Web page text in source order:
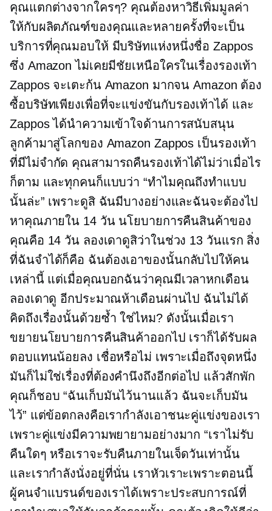
คุณแตกต่างจากใครๆ? คุณต้องหาวิธีเพิ่มมูลค่า
ให้กับผลิตภัณฑ์ของคุณและหลายครั้งที่จะเป็น
บริการที่คุณมอบให้ มีบริษัทแห่งหนึ่งชื่อ Zappos
ซึ่ง Amazon ไม่เคยมีชัยเหนือใครในเรื่องรองเท้า
Zappos จะเตะก้น Amazon มากจน Amazon ต้อง
ซื้อบริษัทเพียงเพื่อที่จะแข่งขันกับรองเท้าได้ และ
Zappos ได้นำความเข้าใจด้านการสนับสนุน
ลูกค้ามาสู่โลกของ Amazon Zappos เป็นรองเท้า
ที่มีไม่จำกัด คุณสามารถคืนรองเท้าได้ไม่ว่าเมื่อไร
ก็ตาม และทุกคนก็แบบว่า “ทำไมคุณถึงทำแบบ
นั้นล่ะ” เพราะดูสิ ฉันมีบางอย่างและฉันจะต้องไป
หาคุณภายใน 14 วัน นโยบายการคืนสินค้าของ
คุณคือ 14 วัน ลองเดาดูสิว่าในช่วง 13 วันแรก สิ่ง
ที่ฉันจำได้ก็คือ ฉันต้องเอาของนั้นกลับไปให้คน
เหล่านี้ แต่เมื่อคุณบอกฉันว่าคุณมีเวลาหกเดือน
ลองเดาดู อีกประมาณห้าเดือนผ่านไป ฉันไม่ได้
คิดถึงเรื่องนั้นด้วยซ้ำ ใช่ไหม? ดังนั้นเมื่อเรา
ขยายนโยบายการคืนสินค้าออกไป เราก็ได้รับผล
ตอบแทนน้อยลง เชื่อหรือไม่ เพราะเมื่อถึงจุดหนึ่ง
มันก็ไม่ใช่เรื่องที่ต้องคำนึงถึงอีกต่อไป แล้วสักพัก
คุณก็ชอบ “ฉันเก็บมันไว้นานแล้ว ฉันจะเก็บมัน
ไว้” แต่ข้อตกลงคือเรากำลังเอาชนะคู่แข่งของเรา
เพราะคู่แข่งมีความพยายามอย่างมาก “เราไม่รับ
คืนใดๆ หรือเราจะรับคืนภายในเจ็ดวันเท่านั้น
และเรากำลังนั่งอยู่ที่นั่น เราหัวเราะเพราะตอนนี้
ผู้คนจำแบรนด์ของเราได้เพราะประสบการณ์ที่